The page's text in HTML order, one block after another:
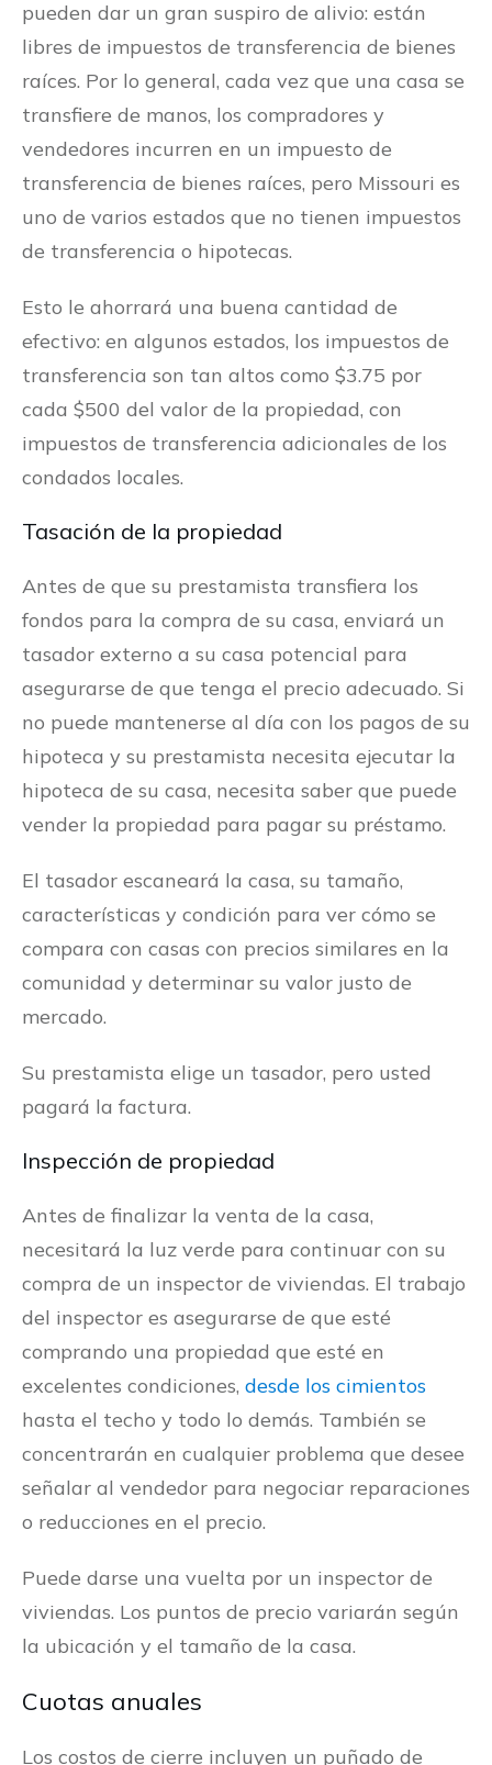
pueden dar un gran suspiro de alivio: están
libres de impuestos de transferencia de bienes
raíces. Por lo general, cada vez que una casa se
transfiere de manos, los compradores y
vendedores incurren en un impuesto de
transferencia de bienes raíces, pero Missouri es
uno de varios estados que no tienen impuestos
de transferencia o hipotecas.
Esto le ahorrará una buena cantidad de
efectivo: en algunos estados, los impuestos de
transferencia son tan altos como $3.75 por
cada $500 del valor de la propiedad, con
impuestos de transferencia adicionales de los
condados locales.
Tasación de la propiedad
Antes de que su prestamista transfiera los
fondos para la compra de su casa, enviará un
tasador externo a su casa potencial para
asegurarse de que tenga el precio adecuado. Si
no puede mantenerse al día con los pagos de su
hipoteca y su prestamista necesita ejecutar la
hipoteca de su casa, necesita saber que puede
vender la propiedad para pagar su préstamo.
El tasador escaneará la casa, su tamaño,
características y condición para ver cómo se
compara con casas con precios similares en la
comunidad y determinar su valor justo de
mercado.
Su prestamista elige un tasador, pero usted
pagará la factura.
Inspección de propiedad
Antes de finalizar la venta de la casa,
necesitará la luz verde para continuar con su
compra de un inspector de viviendas. El trabajo
del inspector es asegurarse de que esté
comprando una propiedad que esté en
excelentes condiciones, desde los cimientos
hasta el techo y todo lo demás. También se
concentrarán en cualquier problema que desee
señalar al vendedor para negociar reparaciones
o reducciones en el precio.
Puede darse una vuelta por un inspector de
viviendas. Los puntos de precio variarán según
la ubicación y el tamaño de la casa.
Cuotas anuales
Los costos de cierre incluyen un puñado de